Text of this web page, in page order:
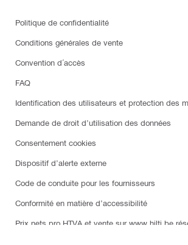
Politique de confidentialité
Conditions générales de vente
Convention d´accès
FAQ
Identification des utilisateurs et protection des
Demande de droit d’utilisation des données
Consentement cookies
Dispositif d’alerte externe
Code de conduite pour les fournisseurs
Conformité en matière d’accessibilité
Prix nets pro HTVA et vente sur www.hilti.be